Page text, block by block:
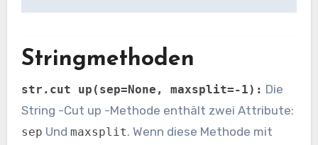
Stringmethoden
str.cut up(sep=None, maxsplit=-1): Die
String -Cut up -Methode enthält zwei Attribute:
sep Und maxsplit. Wenn diese Methode mit